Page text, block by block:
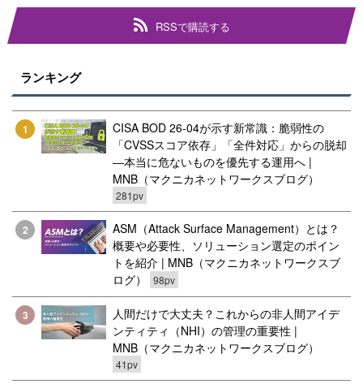
RSSで購読する
ランキング
1
CISA BOD 26-04が示す新常識：脆弱性の
「CVSSスコア依存」「全件対応」からの脱却
―本当に危ないものを優先する運用へ |
MNB（マクニカネットワークスブログ）
281pv
2
ASM（Attack Surface Management）とは？
概要や必要性、ソリューション選定のポイン
トを紹介 | MNB（マクニカネットワークスブ
ログ）
98pv
3
人間だけで大丈夫？これからの非人間アイデ
ンティティ（NHI）の管理の重要性 |
MNB（マクニカネットワークスブログ）
41pv